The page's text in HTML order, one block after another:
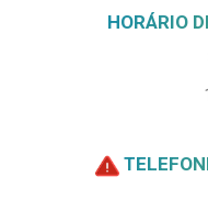
HORÁRIO